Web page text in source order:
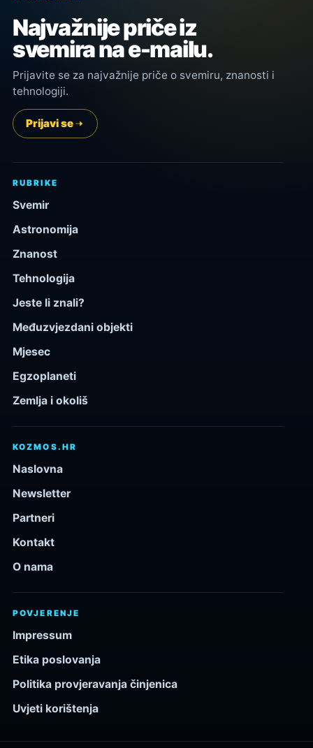
Najvažnije priče iz
svemira na e-mailu.
Prijavite se za najvažnije priče o svemiru, znanosti i
tehnologiji.
Prijavi se
RUBRIKE
Svemir
Astronomija
Znanost
Tehnologija
Jeste li znali?
Međuzvjezdani objekti
Mjesec
Egzoplaneti
Zemlja i okoliš
KOZMOS.HR
Naslovna
Newsletter
Partneri
Kontakt
O nama
POVJERENJE
Impressum
Etika poslovanja
Politika provjeravanja činjenica
Uvjeti korištenja